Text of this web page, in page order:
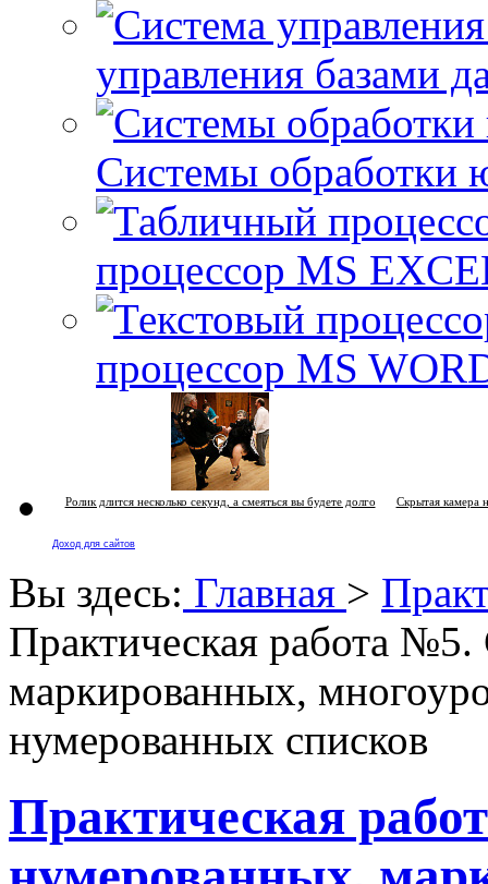
управления базами
Системы обработки
процессор MS
процессор MS
Ролик длится несколько секунд, а смеяться вы будете долго Скрытая камера
Доход для сайтов
Вы здесь: Главная >
Практическая работа
маркированных,
нумерованных списков
Практическая